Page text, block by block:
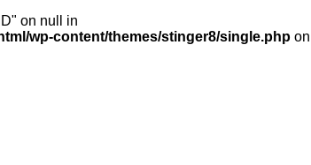
on null in
wp-content/themes/stinger8/single.php on